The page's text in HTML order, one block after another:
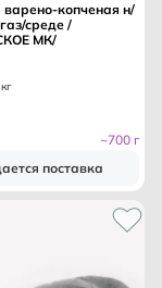
варено-копченая н/
среде /
МК/
~700 г
поставка